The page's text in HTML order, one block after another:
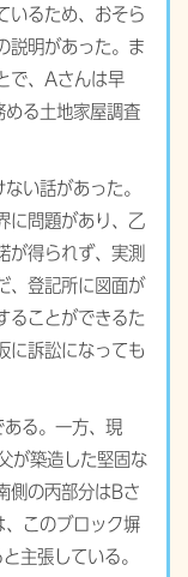
いるため、おそら
説明があった。ま
で、Aさんは早
る土地家屋調査
い話があった。
に問題があり、乙
得られず、実測
、登記所に図面が
ることができるた
に訴訟になっても
る。一方、現
が築造した堅固な
側の丙部分はBさ
、このブロック塀
主張している。